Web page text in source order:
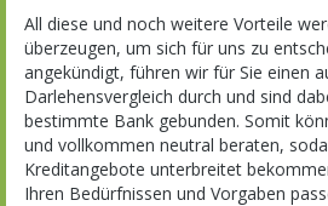
All diese und noch weitere Vorteile
überzeugen, um sich für uns zu
angekündigt, führen wir für Sie einen
Darlehensvergleich durch und sind
bestimmte Bank gebunden. Somit
und vollkommen neutral beraten,
Kreditangebote unterbreitet
Ihren Bedürfnissen und Vorgaben